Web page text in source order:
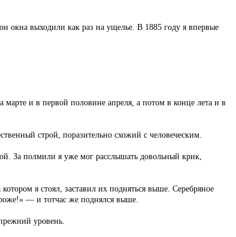
окна выходили как раз на ущелье. В 1885 году я впервые
и в первой половине апреля, а потом в конце лета и в
строй, поразительно схожий с человеческим.
За полмили я уже мог расслышать довольный крик,
я стоял, заставил их подняться выше. Серебряное
— и тотчас же поднялся выше.
уровень.